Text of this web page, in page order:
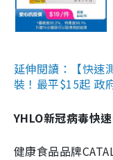
延伸閱讀：【快速
裝！最平$15起 政
YHLO新冠病毒快
健康食品品牌